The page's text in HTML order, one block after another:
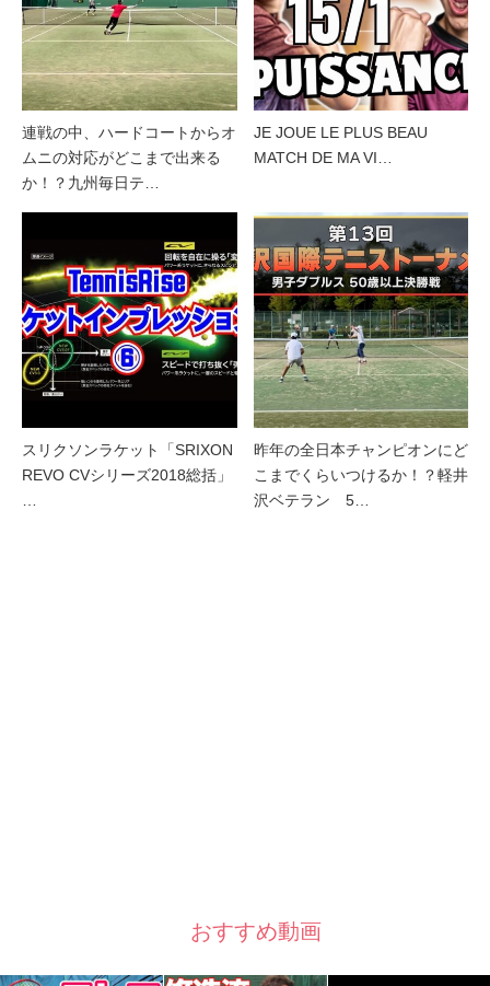
連戦の中、ハードコートからオ
ムニの対応がどこまで出来る
か！？九州毎日テ…
JE JOUE LE PLUS BEAU
MATCH DE MA VI…
スリクソンラケット「SRIXON
REVO CVシリーズ2018総括」
昨年の全日本チャンピオンにど
こまでくらいつけるか！？軽井
沢ベテラン 5…
おすすめ動画